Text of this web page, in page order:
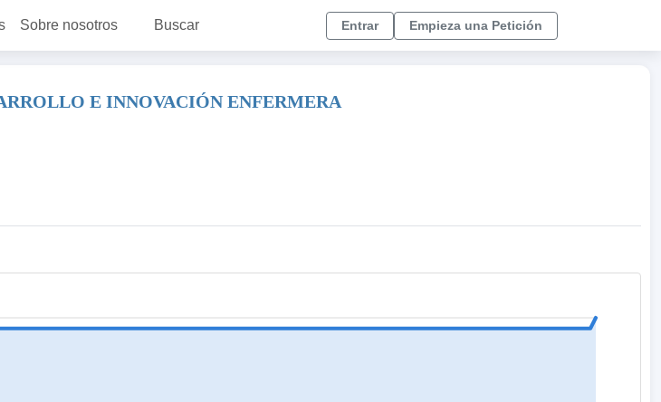
Sobre nosotros Buscar Entrar Empieza una Petición
E INNOVACIÓN ENFERMERA